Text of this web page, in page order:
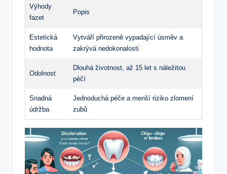
Výhody
fazet
Popis
Estetická
hodnota
Vytváří přirozeně vypadající úsměv a
zakrývá nedokonalosti
Odolnost
Dlouhá životnost, až 15 let s náležitou
péčí
Snadná
údržba
Jednoduchá péče a menší riziko zlomení
zubů